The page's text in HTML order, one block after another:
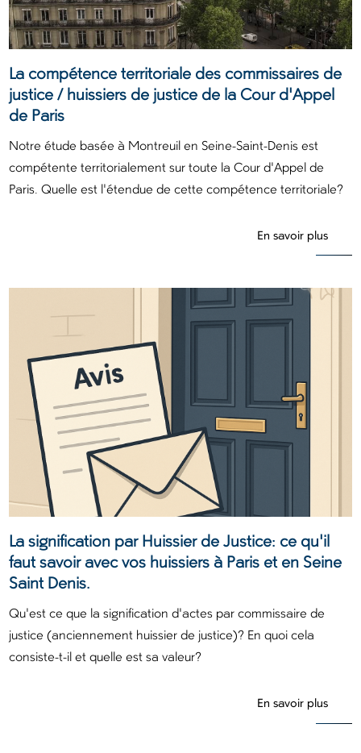
La compétence territoriale des commissaires de
justice / huissiers de justice de la Cour d'Appel
de Paris
Notre étude basée à Montreuil en Seine-Saint-Denis est
compétente territorialement sur toute la Cour d'Appel de
Paris. Quelle est l'étendue de cette compétence territoriale?
En savoir plus
La signification par Huissier de Justice: ce qu'il
faut savoir avec vos huissiers à Paris et en Seine
Saint Denis.
Qu'est ce que la signification d'actes par commissaire de
justice (anciennement huissier de justice)? En quoi cela
consiste-t-il et quelle est sa valeur?
En savoir plus